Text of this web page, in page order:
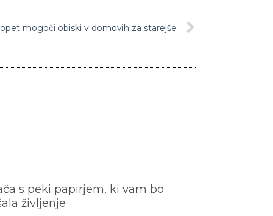
mogoči obiski v domovih za starejše
s peki papirjem, ki vam bo
življenje